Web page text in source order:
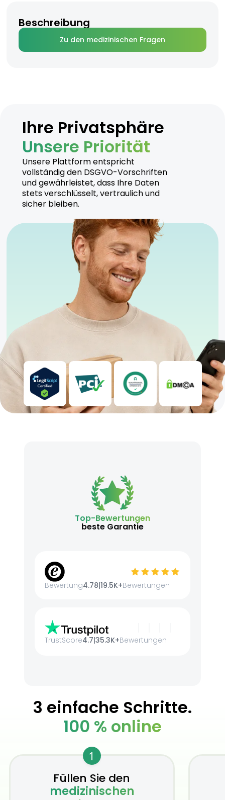
Beschreibung
Zu den medizinischen Fragen
Ihre Privatsphäre
Unsere Priorität
Unsere Plattform entspricht
vollständig den DSGVO-Vorschriften
und gewährleistet, dass Ihre Daten
stets verschlüsselt, vertraulich und
sicher bleiben.
Top-Bewertungen
beste Garantie
Bewertung4.78|19.5K+Bewertungen
TrustScore4.7|35.3K+Bewertungen
3 einfache Schritte.
100 % online
1
Füllen Sie den
medizinischen